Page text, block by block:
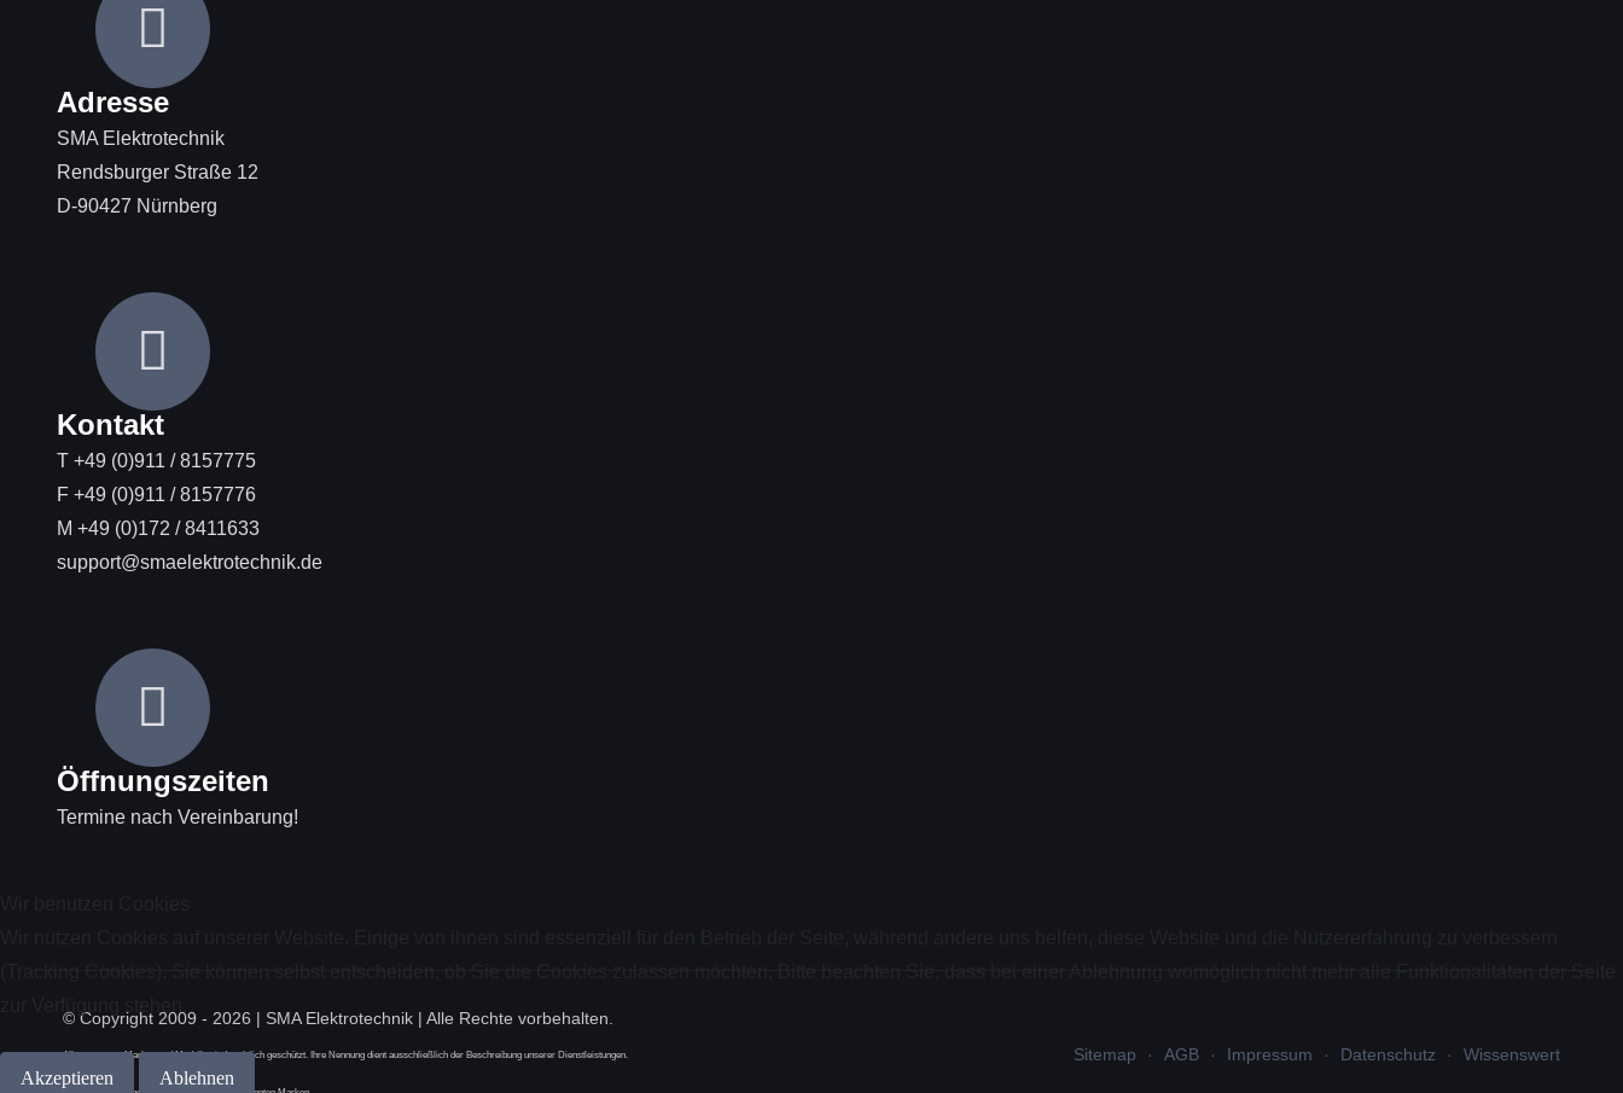
Adresse
SMA Elektrotechnik
Rendsburger Straße 12
D-90427 Nürnberg
Kontakt
T +49 (0)911 / 8157775
F +49 (0)911 / 8157776
M +49 (0)172 / 8411633
support@smaelektrotechnik.de
Öffnungszeiten
Termine nach Vereinbarung!
© Copyright 2009 - 2026 | SMA Elektrotechnik | Alle Rechte vorbehalten.
Alle genannten Marken und Modelle sind rechtlich geschützt. Ihre Nennung dient ausschließlich der Beschreibung unserer Dienstleistungen. Sitemap AGB Impressum Datenschutz Wissenswert
Akzeptieren Ablehnen